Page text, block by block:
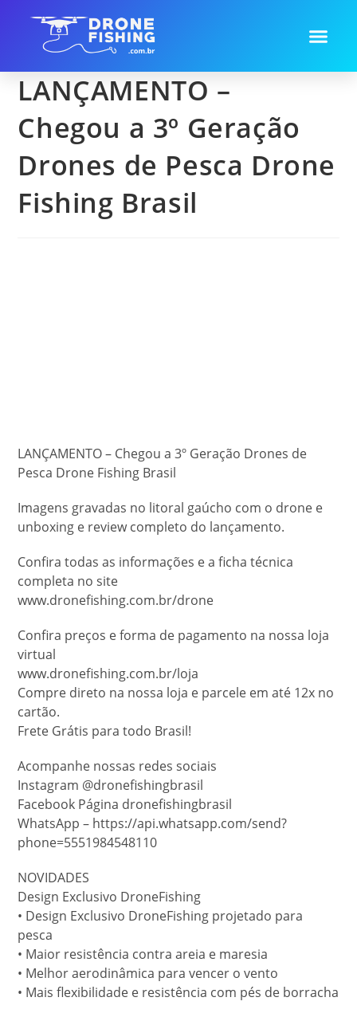
LANÇAMENTO –
Chegou a 3º Geração
Drones de Pesca Drone
Fishing Brasil
LANÇAMENTO – Chegou a 3º Geração Drones de
Pesca Drone Fishing Brasil
Imagens gravadas no litoral gaúcho com o drone e
unboxing e review completo do lançamento.
Confira todas as informações e a ficha técnica
completa no site
www.dronefishing.com.br/drone
Confira preços e forma de pagamento na nossa loja
virtual
www.dronefishing.com.br/loja
Compre direto na nossa loja e parcele em até 12x no
cartão.
Frete Grátis para todo Brasil!
Acompanhe nossas redes sociais
Instagram @dronefishingbrasil
Facebook Página dronefishingbrasil
WhatsApp – https://api.whatsapp.com/send?
phone=5551984548110
NOVIDADES
Design Exclusivo DroneFishing
• Design Exclusivo DroneFishing projetado para
pesca
• Maior resistência contra areia e maresia
• Melhor aerodinâmica para vencer o vento
• Mais flexibilidade e resistência com pés de borracha